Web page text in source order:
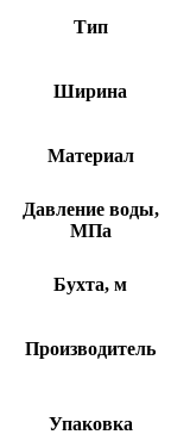
Тип
Ширина
Материал
Давление воды,
МПа
Бухта, м
Производитель
Упаковка